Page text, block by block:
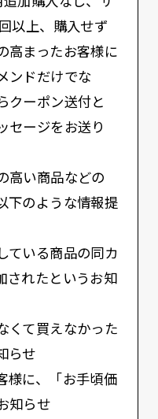
以上、購入せず
高まったお客様に
ンドだけでな
クーポン送付と
セージをお送り
高い商品などの
下のような情報提
ている商品の同カ
されたというお知
くて買えなかった
らせ
様に、「お手頃価
知らせ